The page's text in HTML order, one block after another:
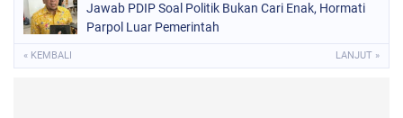
Jawab PDIP Soal Politik Bukan Cari Enak, Hormati
Parpol Luar Pemerintah
« KEMBALI LANJUT »